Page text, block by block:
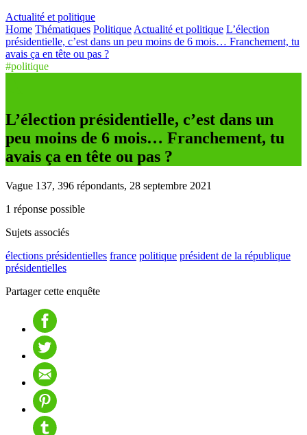
Actualité et politique
Home Thématiques Politique Actualité et politique L’élection
présidentielle, c’est dans un peu moins de 6 mois… Franchement, tu
avais ça en tête ou pas ?
#politique
L’élection présidentielle, c’est dans un
peu moins de 6 mois… Franchement, tu
avais ça en tête ou pas ?
Vague 137, 396 répondants, 28 septembre 2021
1 réponse possible
Sujets associés
élections présidentielles france politique président de la république
présidentielles
Partager cette enquête